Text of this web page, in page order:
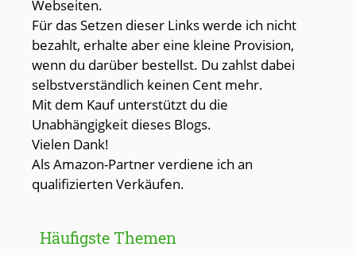
Webseiten.
Für das Setzen dieser Links werde ich nicht
bezahlt, erhalte aber eine kleine Provision,
wenn du darüber bestellst. Du zahlst dabei
selbstverständlich keinen Cent mehr.
Mit dem Kauf unterstützt du die
Unabhängigkeit dieses Blogs.
Vielen Dank!
Als Amazon-Partner verdiene ich an
qualifizierten Verkäufen.
Häufigste Themen